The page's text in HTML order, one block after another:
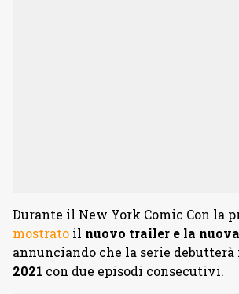
Durante il New York Comic Con la
mostrato il nuovo trailer e la
annunciando che la serie debutterà
2021 con due episodi consecutivi.